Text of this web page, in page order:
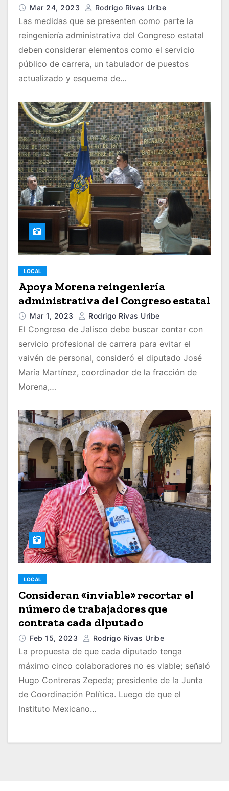
Mar 24, 2023 Rodrigo Rivas Uribe
Las medidas que se presenten como parte la
reingeniería administrativa del Congreso estatal
deben considerar elementos como el servicio
público de carrera, un tabulador de puestos
actualizado y esquema de…
LOCAL
Apoya Morena reingeniería
administrativa del Congreso estatal
Mar 1, 2023 Rodrigo Rivas Uribe
El Congreso de Jalisco debe buscar contar con
servicio profesional de carrera para evitar el
vaivén de personal, consideró el diputado José
María Martínez, coordinador de la fracción de
Morena,…
LOCAL
Consideran «inviable» recortar el
número de trabajadores que
contrata cada diputado
Feb 15, 2023 Rodrigo Rivas Uribe
La propuesta de que cada diputado tenga
máximo cinco colaboradores no es viable; señaló
Hugo Contreras Zepeda; presidente de la Junta
de Coordinación Política. Luego de que el
Instituto Mexicano…